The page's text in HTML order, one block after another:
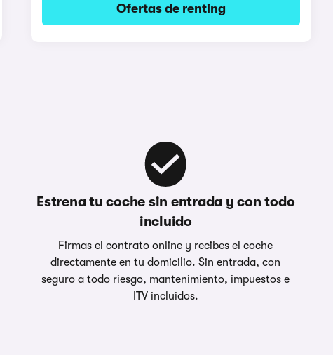
Ofertas de renting
Estrena tu coche sin entrada y con todo
incluido
Firmas el contrato online y recibes el coche
directamente en tu domicilio. Sin entrada, con
seguro a todo riesgo, mantenimiento, impuestos e
ITV incluidos.